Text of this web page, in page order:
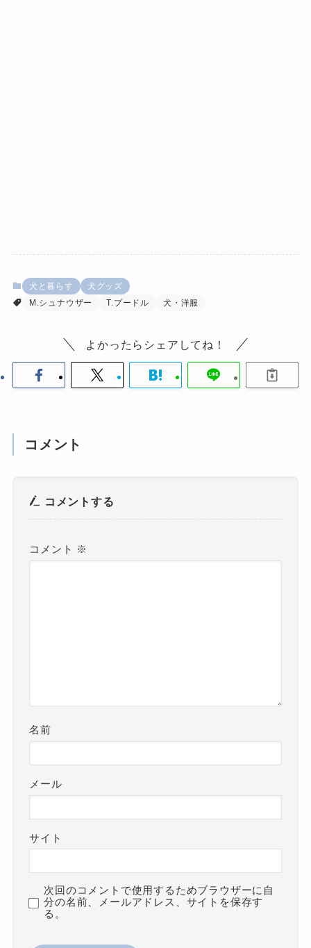
犬と暮らす
犬グッズ
M.シュナウザー
T.プードル 犬・洋服
よかったらシェアしてね！
コメント
コメントする
コメント ※
名前
メール
サイト
次回のコメントで使用するためブラウザーに自
分の名前、メールアドレス、サイトを保存す
る。